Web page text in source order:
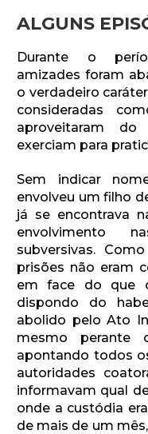
ALGUNS
Durante o
amizades foram
o verdadeiro
consideradas
aproveitaram
exerciam para
Sem indicar
envolveu um filho
já se encontrava
envolvimento
subversivas.
prisões não eram
em face do que
dispondo do
abolido pelo Ato
mesmo perante
apontando todos
autoridades
informavam qual
onde a custódia
de mais de um
Desenvolvido por